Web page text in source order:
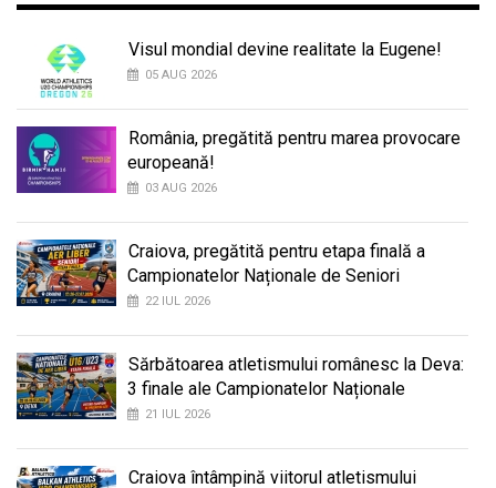
Visul mondial devine realitate la Eugene!
05 AUG 2026
România, pregătită pentru marea provocare
europeană!
03 AUG 2026
Craiova, pregătită pentru etapa finală a
Campionatelor Naționale de Seniori
22 IUL 2026
Sărbătoarea atletismului românesc la Deva:
3 finale ale Campionatelor Naționale
21 IUL 2026
Craiova întâmpină viitorul atletismului